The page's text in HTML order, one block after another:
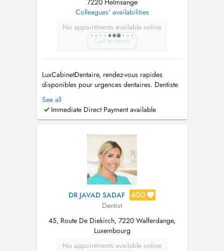
7220 Helmsange
Colleagues' availabilities
No appointments available online
Call to book
LuxCabinetDentaire, rendez-vous rapides
disponibles pour urgences dentaires. Dentiste
généraliste et praticien en chirurgie orale
proposant des soins dentaires complets :
prévention, dentisterie esthétique,
Langues parlées : Français, Anglais, Portu...
See all
Immediate Direct Payment available
DR JAVAD SADAF 400
Dentist
45, Route De Diekirch, 7220 Walferdange,
Luxembourg
No appointments available online